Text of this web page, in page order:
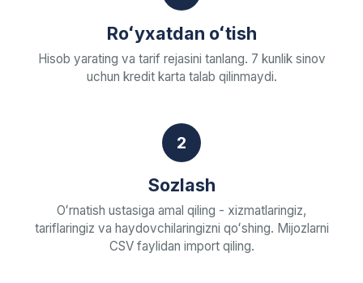
Roʻyxatdan oʻtish
Hisob yarating va tarif rejasini tanlang. 7 kunlik sinov
uchun kredit karta talab qilinmaydi.
2
Sozlash
Oʻrnatish ustasiga amal qiling - xizmatlaringiz,
tariflaringiz va haydovchilaringizni qoʻshing. Mijozlarni
CSV faylidan import qiling.